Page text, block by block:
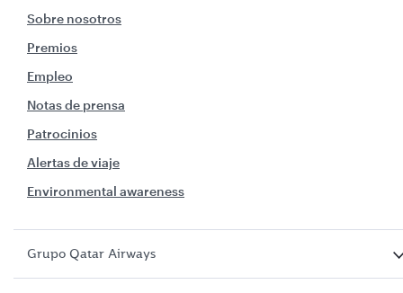
Sobre nosotros
Premios
Empleo
Notas de prensa
Patrocinios
Alertas de viaje
Environmental awareness
Grupo Qatar Airways